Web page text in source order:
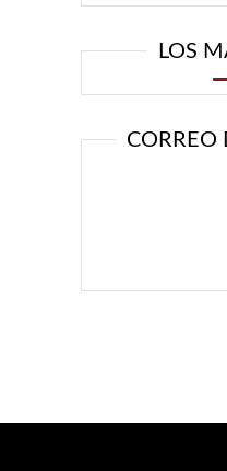
LOS
CORREO